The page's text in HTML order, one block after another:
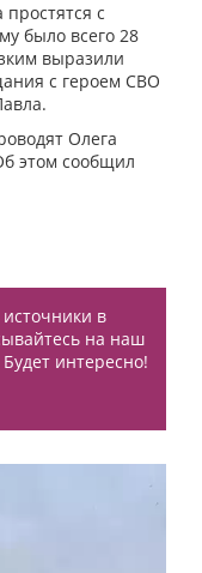
с
было всего 28
выразили
с героем СВО
Олега
этом сообщил
в
на наш
Будет интересно!